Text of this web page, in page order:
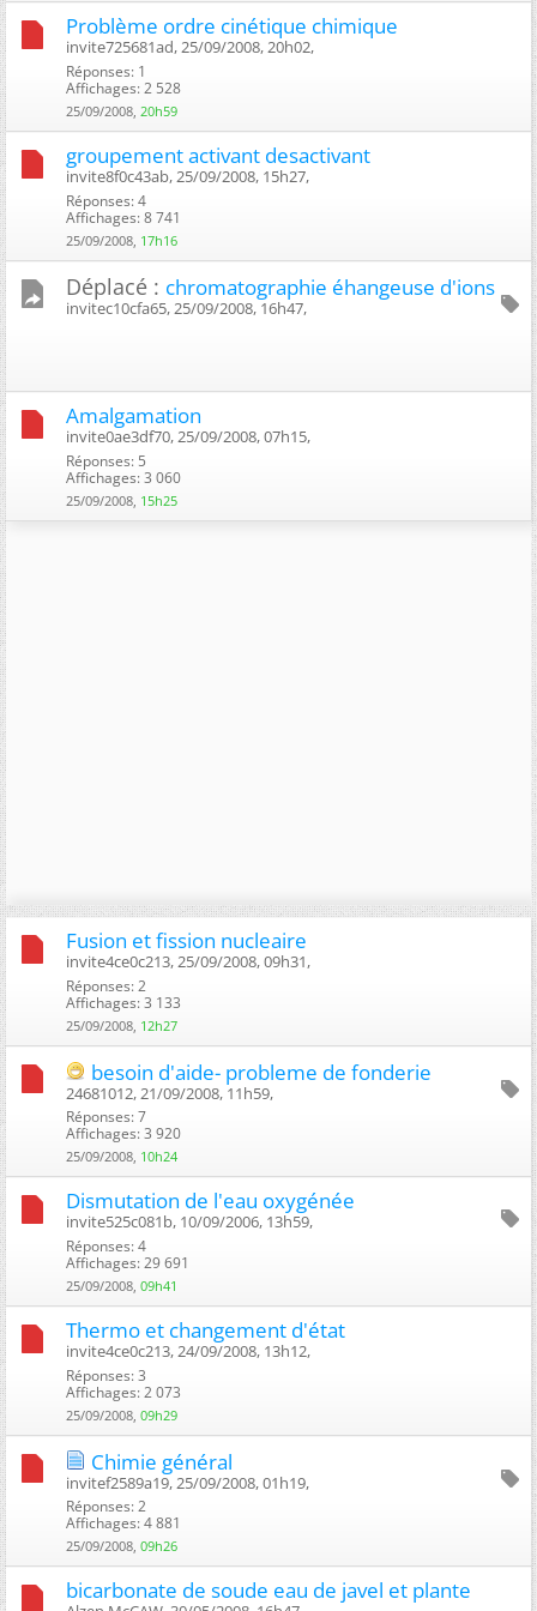
Problème ordre cinétique chimique
invite725681ad, 25/09/2008, 20h02, ‎
Réponses: 1
Affichages: 2 528
25/09/2008, 20h59
groupement activant desactivant
invite8f0c43ab, 25/09/2008, 15h27, ‎
Réponses: 4
Affichages: 8 741
25/09/2008, 17h16
Déplacé : chromatographie éhangeuse d'ions
invitec10cfa65, 25/09/2008, 16h47, ‎
Amalgamation
invite0ae3df70, 25/09/2008, 07h15, ‎
Réponses: 5
Affichages: 3 060
25/09/2008, 15h25
Fusion et fission nucleaire
invite4ce0c213, 25/09/2008, 09h31, ‎
Réponses: 2
Affichages: 3 133
25/09/2008, 12h27
besoin d'aide- probleme de fonderie
24681012, 21/09/2008, 11h59, ‎
Réponses: 7
Affichages: 3 920
25/09/2008, 10h24
Dismutation de l'eau oxygénée
invite525c081b, 10/09/2006, 13h59, ‎
Réponses: 4
Affichages: 29 691
25/09/2008, 09h41
Thermo et changement d'état
invite4ce0c213, 24/09/2008, 13h12, ‎
Réponses: 3
Affichages: 2 073
25/09/2008, 09h29
Chimie général
invitef2589a19, 25/09/2008, 01h19, ‎
Réponses: 2
Affichages: 4 881
25/09/2008, 09h26
bicarbonate de soude eau de javel et plante